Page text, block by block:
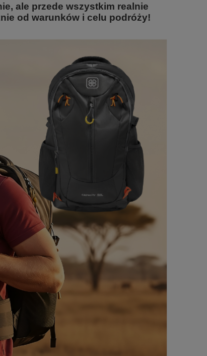
ale przede wszystkim realnie
od warunków i celu podróży!